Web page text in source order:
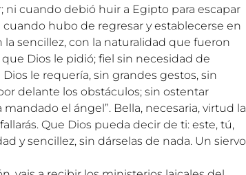
cuando debió huir a Egipto para escapar
hubo de regresar y establecerse en
la sencillez, con la naturalidad que fueron
Dios le pidió; fiel sin necesidad de
le requería, sin grandes gestos, sin
delante los obstáculos; sin ostentar
el ángel”. Bella, necesaria, virtud la
Que Dios pueda decir de ti: este, tú,
y sencillez, sin dárselas de nada. Un siervo